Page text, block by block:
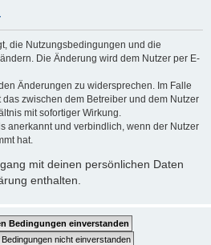
die Nutzungsbedingungen und die
Die Änderung wird dem Nutzer per E-
Änderungen zu widersprechen. Im Falle
zwischen dem Betreiber und dem Nutzer
mit sofortiger Wirkung.
anerkannt und verbindlich, wenn der Nutzer
hat.
mit deinen persönlichen Daten
enthalten.